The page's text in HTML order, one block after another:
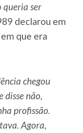
queria ser
declarou em
que era
chegou
disse não,
profissão.
Agora,